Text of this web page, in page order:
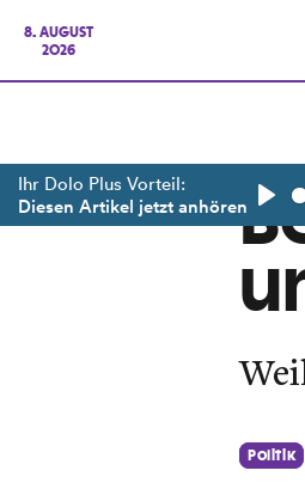
8. AUGUST
2026
Ihr Dolo Plus Vorteil:
Diesen Artikel jetzt anhören
Politik